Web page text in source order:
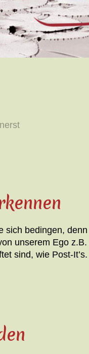
bedingen,
unserem Ego
sind, wie Post-